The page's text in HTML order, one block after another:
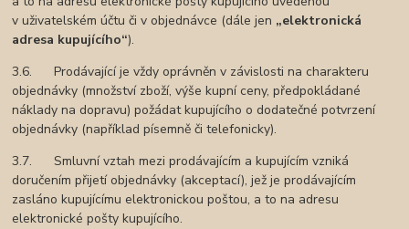
v uživatelském účtu či v objednávce (dále jen „elektronická
adresa kupujícího“).
3.6. Prodávající je vždy oprávněn v závislosti na charakteru
objednávky (množství zboží, výše kupní ceny, předpokládané
náklady na dopravu) požádat kupujícího o dodatečné potvrzení
objednávky (například písemně či telefonicky).
3.7. Smluvní vztah mezi prodávajícím a kupujícím vzniká
doručením přijetí objednávky (akceptací), jež je prodávajícím
zasláno kupujícímu elektronickou poštou, a to na adresu
elektronické pošty kupujícího.